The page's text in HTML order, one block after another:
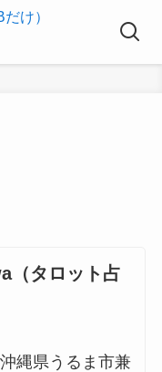
タロット占
縄県うるま市兼